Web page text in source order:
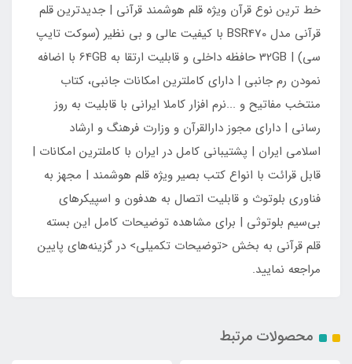
خط ترین نوع قرآن ویژه قلم هوشمند قرآنی | جدیدترین قلم
قرآنی مدل BSR470 با کیفیت عالی و بی نظیر (سوکت تایپ
سی) | 32GB حافظه داخلی و قابلیت ارتقا به 64GB با اضافه
نمودن رم جانبی | دارای کاملترین امکانات جانبی، کتاب
منتخب مفاتیح و ...نرم افزار کاملا ایرانی با قابلیت به روز
رسانی | دارای مجوز دارالقرآن و وزارت فرهنگ و ارشاد
اسلامی ایران | پشتیبانی کامل در ایران با کاملترین امکانات |
قابل قرائت با انواع کتب بصیر ویژه قلم هوشمند | مجهز به
فناوری بلوتوث و قابلیت اتصال به هدفون و اسپیکر‌های
بی‌سیم بلوتوثی | برای مشاهده توضیحات کامل این بسته
قلم قرآنی به بخش <توضیحات تکمیلی> در گزینه‌های پایین
مراجعه نمایید.
محصولات مرتبط